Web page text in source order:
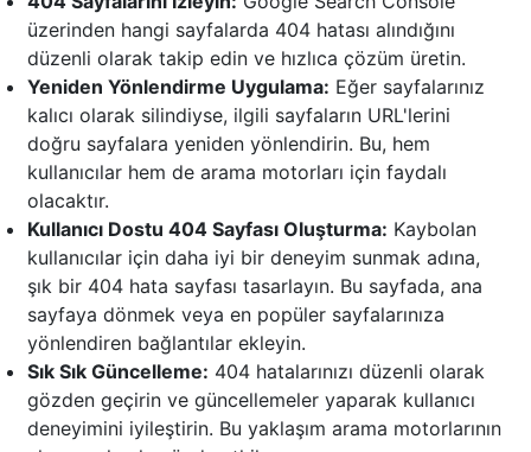
üzerinden hangi sayfalarda 404 hatası alındığını
düzenli olarak takip edin ve hızlıca çözüm üretin.
Yeniden Yönlendirme Uygulama: Eğer sayfalarınız
kalıcı olarak silindiyse, ilgili sayfaların URL'lerini
doğru sayfalara yeniden yönlendirin. Bu, hem
kullanıcılar hem de arama motorları için faydalı
olacaktır.
Kullanıcı Dostu 404 Sayfası Oluşturma: Kaybolan
kullanıcılar için daha iyi bir deneyim sunmak adına,
şık bir 404 hata sayfası tasarlayın. Bu sayfada, ana
sayfaya dönmek veya en popüler sayfalarınıza
yönlendiren bağlantılar ekleyin.
Sık Sık Güncelleme: 404 hatalarınızı düzenli olarak
gözden geçirin ve güncellemeler yaparak kullanıcı
deneyimini iyileştirin. Bu yaklaşım arama motorlarının